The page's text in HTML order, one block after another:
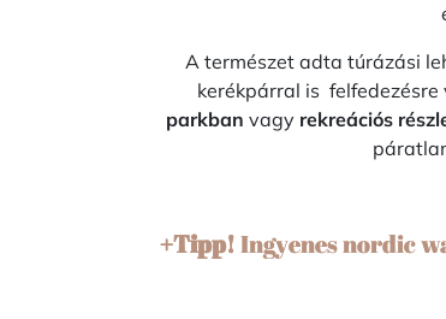
A természet adta túrázási
kerékpárral is felfedezésre
parkban vagy rekreációs
+Tipp!Ingyenes nordic